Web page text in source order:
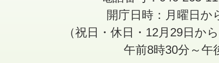
開庁日時：月曜日か
（祝日・休日・12月29日か
午前8時30分～午